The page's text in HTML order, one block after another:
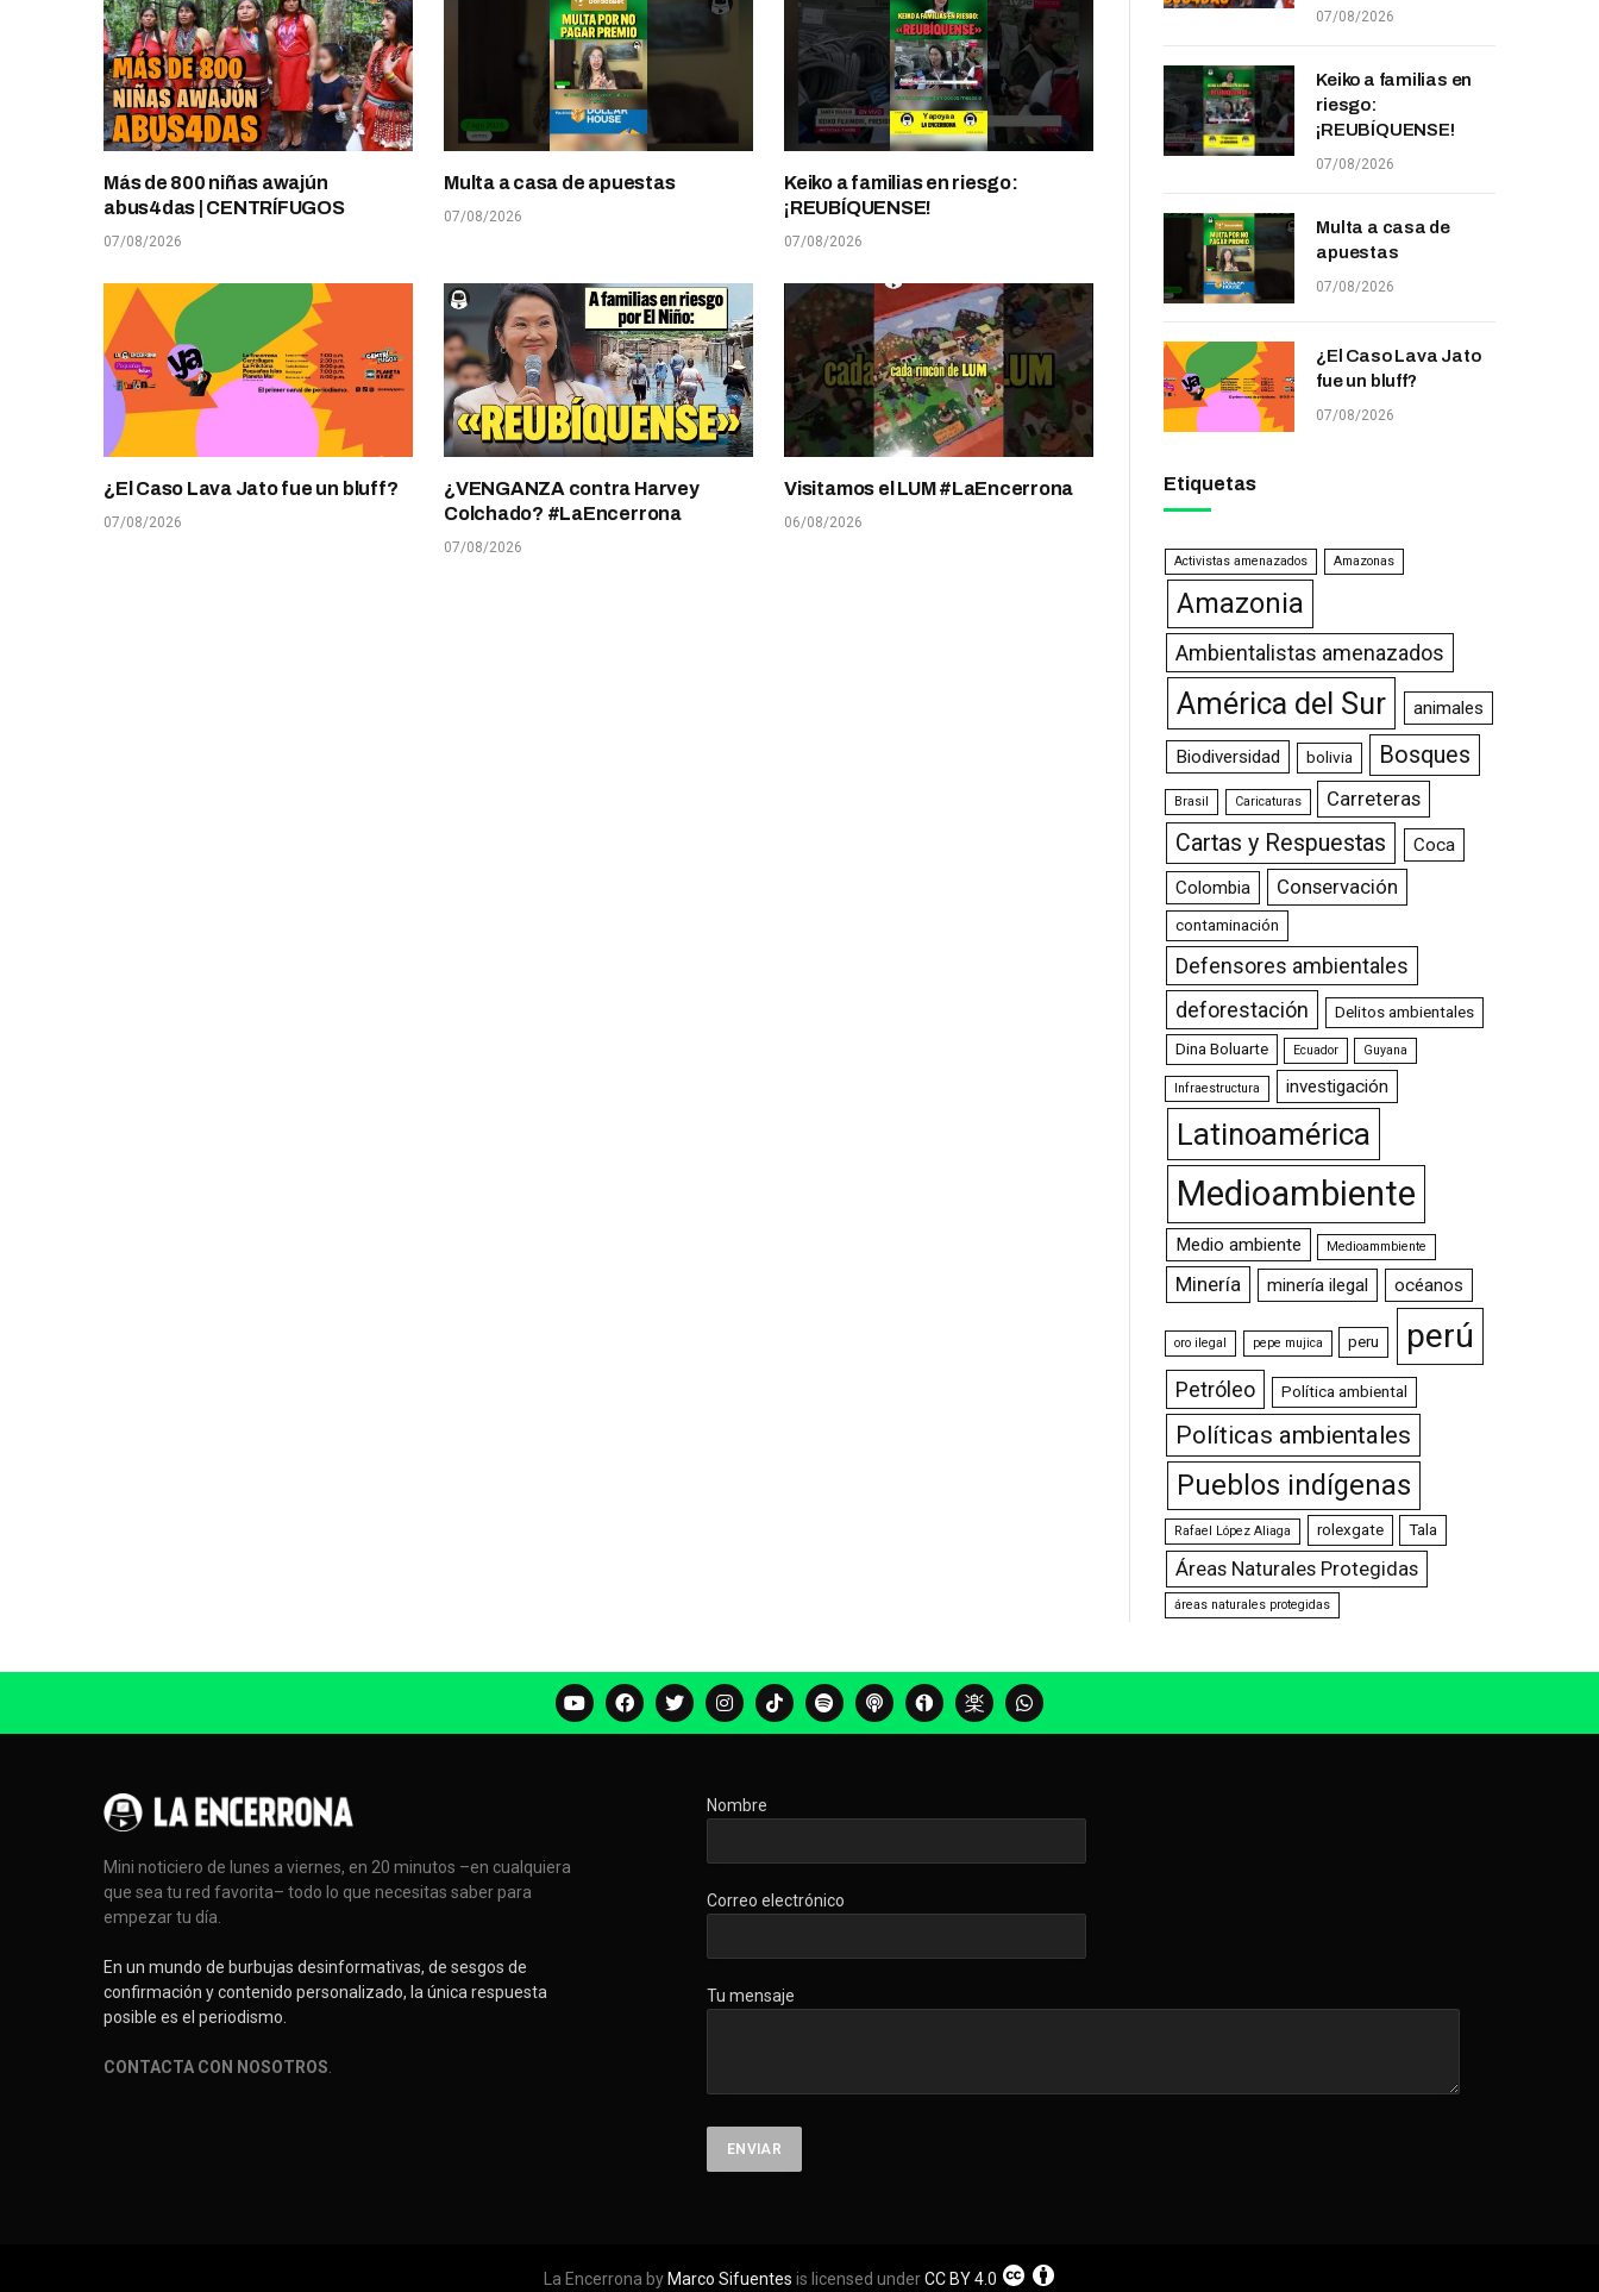
Más de 800 niñas awajún
abus4das | CENTRÍFUGOS
07/08/2026
Multa a casa de apuestas
07/08/2026
Keiko a familias en riesgo:
¡REUBÍQUENSE!
07/08/2026
¿El Caso Lava Jato fue un bluff?
07/08/2026
¿VENGANZA contra Harvey
Colchado? #LaEncerrona
07/08/2026
Visitamos el LUM #LaEncerrona
06/08/2026
07/08/2026
Keiko a familias en
riesgo:
¡REUBÍQUENSE!
07/08/2026
Multa a casa de
apuestas
07/08/2026
¿El Caso Lava Jato
fue un bluff?
07/08/2026
Etiquetas
Activistas amenazados Amazonas
Amazonia
Ambientalistas amenazados
América del Sur animales
Biodiversidad bolivia Bosques
Brasil Caricaturas Carreteras
Cartas y Respuestas
Coca
Colombia
Conservación
contaminación
Defensores ambientales
deforestación
Delitos ambientales
Dina Boluarte Ecuador Guyana
Infraestructura investigación
Latinoamérica
Medioambiente
Medio ambiente Medioammbiente
Minería minería ilegal océanos
oro ilegal pepe mujica peru perú
Petróleo Política ambiental
Políticas ambientales
Pueblos indígenas
Rafael López Aliaga rolexgate Tala
Áreas Naturales Protegidas
áreas naturales protegidas
Mini noticiero de lunes a viernes, en 20 minutos –en cualquiera
que sea tu red favorita– todo lo que necesitas saber para
empezar tu día.
En un mundo de burbujas desinformativas, de sesgos de
confirmación y contenido personalizado, la única respuesta
posible es el periodismo.
CONTACTA CON NOSOTROS
Nombre
Correo electrónico
Tu mensaje
La Encerrona by Marco Sifuentes is licensed underCC BY 4.0